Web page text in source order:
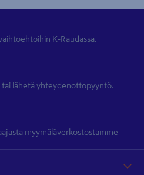
K-Raudassa.
tai lähetä yhteydenottopyyntö.
myymäläverkostostamme